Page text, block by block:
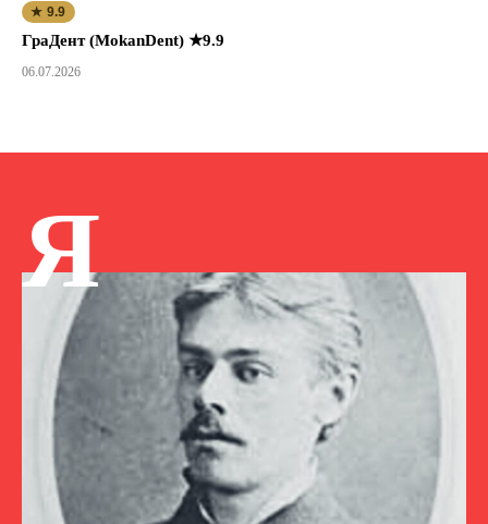
★ 9.9
ГраДент (MokanDent) ★9.9
06.07.2026
Я